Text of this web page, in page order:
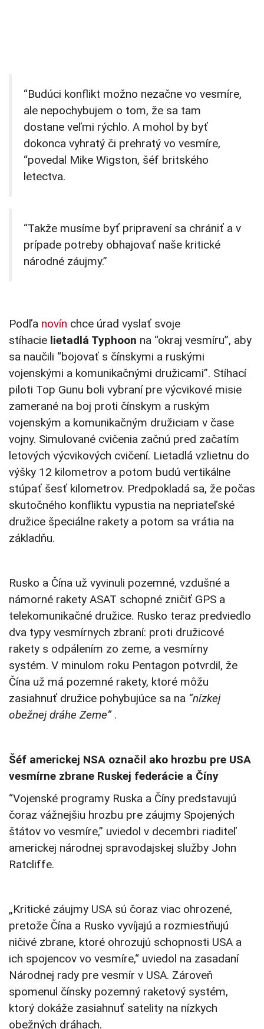
“Budúci konflikt možno nezačne vo vesmíre,
ale nepochybujem o tom, že sa tam
dostane veľmi rýchlo. A mohol by byť
dokonca vyhratý či prehratý vo vesmíre,
“povedal Mike Wigston, šéf britského
letectva.
“Takže musíme byť pripravení sa chrániť a v
prípade potreby obhajovať naše kritické
národné záujmy.”
Podľa novín chce úrad vyslať svoje
stíhacie lietadlá Typhoon na “okraj vesmíru”, aby
sa naučili “bojovať s čínskymi a ruskými
vojenskými a komunikačnými družicami”. Stíhací
piloti Top Gunu boli vybraní pre výcvikové misie
zamerané na boj proti čínskym a ruským
vojenským a komunikačným družiciam v čase
vojny. Simulované cvičenia začnú pred začatím
letových výcvikových cvičení. Lietadlá vzlietnu do
výšky 12 kilometrov a potom budú vertikálne
stúpať šesť kilometrov. Predpokladá sa, že počas
skutočného konfliktu vypustia na nepriateľské
družice špeciálne rakety a potom sa vrátia na
základňu.
Rusko a Čína už vyvinuli pozemné, vzdušné a
námorné rakety ASAT schopné zničiť GPS a
telekomunikačné družice. Rusko teraz predviedlo
dva typy vesmírnych zbraní: proti družicové
rakety s odpálením zo zeme, a vesmírny
systém. V minulom roku Pentagon potvrdil, že
Čína už má pozemné rakety, ktoré môžu
zasiahnuť družice pohybujúce sa na “nízkej
obežnej dráhe Zeme”.
Šéf americkej NSA označil ako hrozbu pre USA
vesmírne zbrane Ruskej federácie a Číny
“Vojenské programy Ruska a Číny predstavujú
čoraz vážnejšiu hrozbu pre záujmy Spojených
štátov vo vesmíre,” uviedol v decembri riaditeľ
americkej národnej spravodajskej služby John
Ratcliffe.
„Kritické záujmy USA sú čoraz viac ohrozené,
pretože Čína a Rusko vyvíjajú a rozmiestňujú
ničivé zbrane, ktoré ohrozujú schopnosti USA a
ich spojencov vo vesmíre,“ uviedol na zasadaní
Národnej rady pre vesmír v USA. Zároveň
spomenul čínsky pozemný raketový systém,
ktorý dokáže zasiahnuť satelity na nízkych
obežných dráhach.